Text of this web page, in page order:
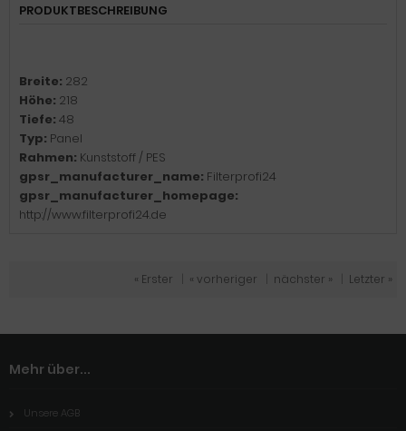
PRODUKTBESCHREIBUNG
Breite: 282
Höhe: 218
Tiefe: 48
Typ: Panel
Rahmen: Kunststoff / PES
gpsr_manufacturer_name: Filterprofi24
gpsr_manufacturer_homepage:
http://www.filterprofi24.de
« Erster « vorheriger nächster » Letzter »
Mehr über...
Unsere AGB